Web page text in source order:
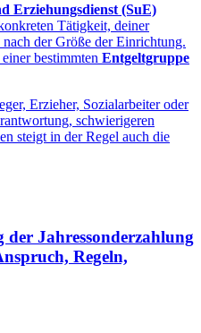
Erziehungsdienst (SuE)
Tätigkeit, deiner
der Größe der Einrichtung.
bestimmten Entgeltgruppe
Erzieher, Sozialarbeiter oder
schwierigeren
steigt in der Regel auch die
Jahressonderzahlung
Regeln,